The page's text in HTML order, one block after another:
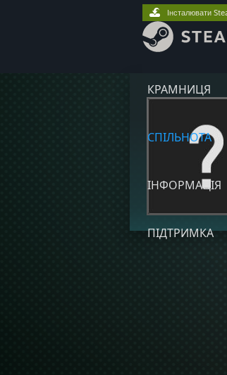
КРАМНИЦЯ
СПІЛЬНОТА
ІНФОРМАЦІЯ
ПІДТРИМКА
Інсталювати